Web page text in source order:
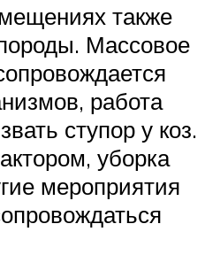
также
Массовое
работа
ступор у коз.
уборка
мероприятия